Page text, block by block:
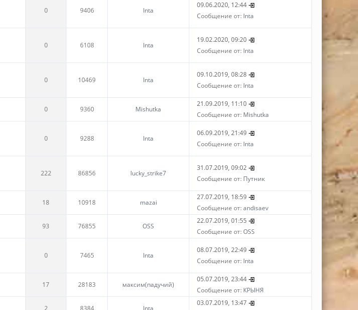
0 9406 Inta
09.06.2020, 12:44
Сообщение от: Inta
0 6108 Inta
19.02.2020, 09:20
Сообщение от: Inta
0 10469 Inta
09.10.2019, 08:28
Сообщение от: Inta
0 9360 Mishutka
21.09.2019, 11:10
Сообщение от: Mishutka
0 9288 Inta
06.09.2019, 21:49
Сообщение от: Inta
222 86856 lucky_strike7
31.07.2019, 09:02
Сообщение от: Путник
18 10918 mazai
27.07.2019, 18:59
Сообщение от:andisaev
93 76855 OSS
22.07.2019, 01:55
Сообщение от:OSS
0 7465 Inta
08.07.2019, 22:49
Сообщение от: Inta
17 28183 максим(падучий)
05.07.2019, 23:44
Сообщение от: КРЫНЯ
2 8384 Inta
03.07.2019, 13:47